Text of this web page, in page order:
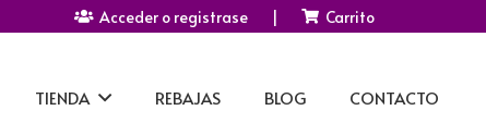
Acceder o registrase | Carrito
TIENDA REBAJAS BLOG CONTACTO